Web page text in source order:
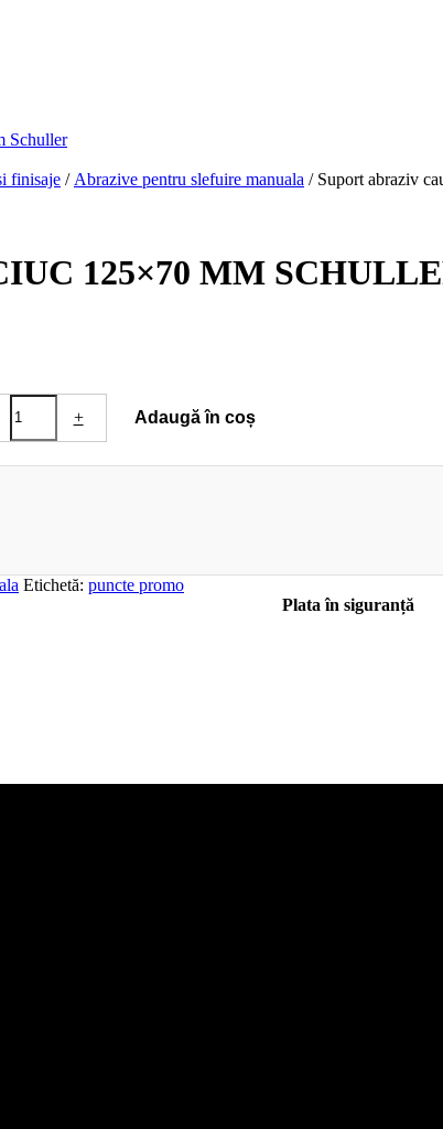
Schuller
finisaje / Abrazive pentru slefuire manuala / Suport abraziv
125×70 MM
+ Adaugă în coș
Etichetă: puncte promo
Plata în siguranță